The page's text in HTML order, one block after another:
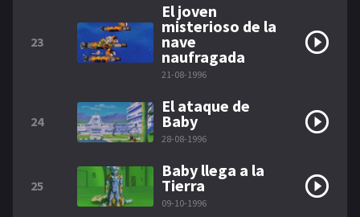
23
El joven
misterioso de la
nave
naufragada
21-08-1996
24
El ataque de
Baby
28-08-1996
25
Baby llega a la
Tierra
09-10-1996